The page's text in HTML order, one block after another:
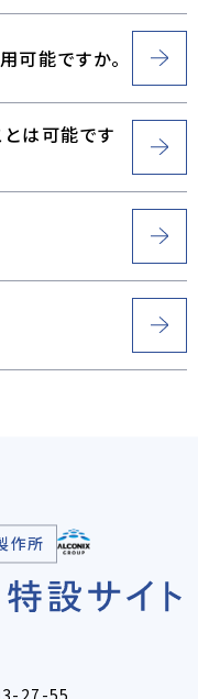
可能ですか。
は可能です
作所
3-27-55